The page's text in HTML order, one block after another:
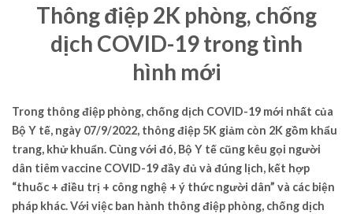
Thông điệp 2K phòng, chống
dịch COVID-19 trong tình
hình mới
Trong thông điệp phòng, chống dịch COVID-19 mới nhất của
Bộ Y tế, ngày 07/9/2022, thông điệp 5K giảm còn 2K gồm khẩu
trang, khử khuẩn. Cùng với đó, Bộ Y tế cũng kêu gọi người
dân tiêm vaccine COVID-19 đầy đủ và đúng lịch, kết hợp
“thuốc + điều trị + công nghệ + ý thức người dân” và các biện
pháp khác. Với việc ban hành thông điệp phòng, chống dịch